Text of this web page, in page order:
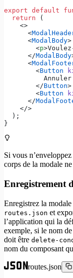
export default
  return
(
    <>
      <
      <
ModalBody>
        <
p
      </
ModalBody
      <
        <
Button
          Annuler
        </
Button>
        <
Button
      </
    </>
  );
}
Si vous
corps de la modale
Enregistrement
Enregistrez la
routes.json et
l’application qui la
exemple, si le nom
doit être delete-
nom du composant
routes.json